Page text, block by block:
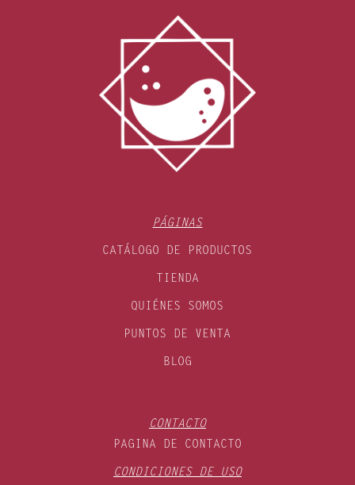
PÁGINAS
CATÁLOGO DE PRODUCTOS
TIENDA
QUIÉNES SOMOS
PUNTOS DE VENTA
BLOG
CONTACTO
PAGINA DE CONTACTO
CONDICIONES DE USO